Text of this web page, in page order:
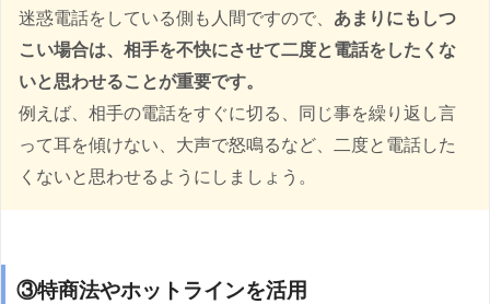
迷惑電話をしている側も人間ですので、 あまりにもしつ
こい場合は、相手を不快にさせて二度と電話をしたくな
いと思わせることが重要です。
例えば、相手の電話をすぐに切る、同じ事を繰り返し言
って耳を傾けない、大声で怒鳴るなど、二度と電話した
くないと思わせるようにしましょう。
③特商法やホットラインを活用